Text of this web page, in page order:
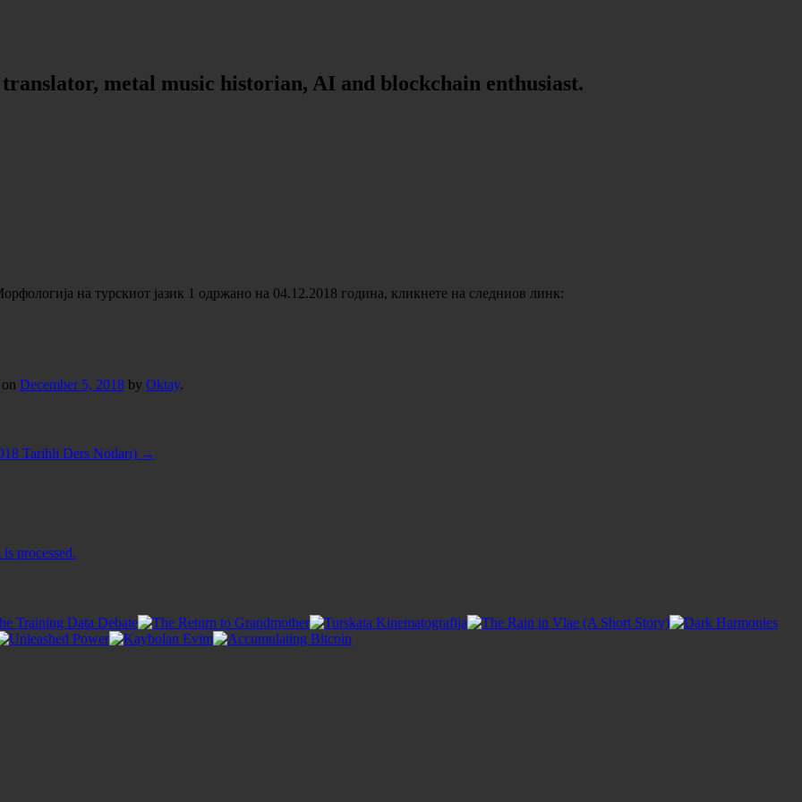
metal music historian, AI and blockchain enthusiast.
на турскиот јазик 1 одржано на 04.12.2018 година, кликнете на следниов линк:
on December 5, 2018 by Oktay.
Tarihli Ders Notları) →
processed.